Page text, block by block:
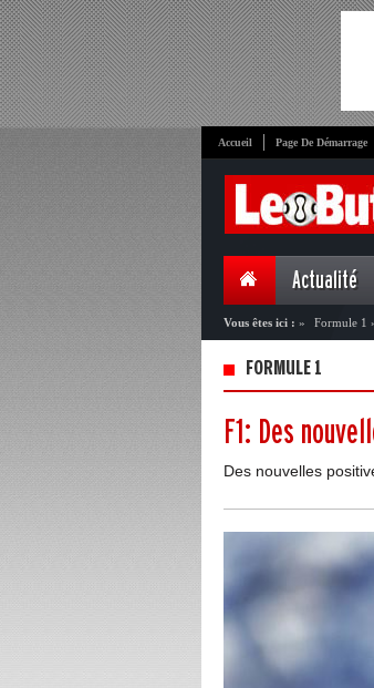
Accueil Page De Démarrage
Actualité
Vous êtes ici : » Formule 1
FORMULE 1
F1: Des
Des nouvelles